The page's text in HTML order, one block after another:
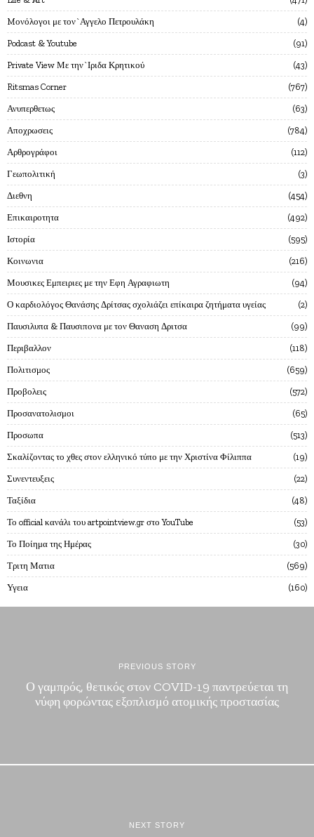
Mονόλογοι με τον`Αγγελο Πετρουλάκη 4
Podcast & Youtube 91
Private View Με την`Ιριδα Κρητικού 43
Ritsmas Corner 767
Ανυπερθετως 63
Αποχρωσεις 784
Αρθρογράφοι 112
Γεωπολιτική 3
Διεθνη 454
Επικαιροτητα 492
Ιστορία 595
Κοινωνια 216
Μουσικες Εμπειριες με την Εφη Αγραφιωτη 94
Ο καρδιολόγος Θανάσης Δρίτσας σχολιάζει επίκαιρα ζητήματα υγείας 2
Παυσιλυπα & Παυσιπονα με τον Θαναση Δριτσα 99
Περιβαλλον 118
Πολιτισμος 659
Προβολεις 572
Προσανατολισμοι 65
Προσωπα 513
Σκαλίζοντας το χθες στον ελληνικό τύπο με την Χριστίνα Φίλιππα 19
Συνεντευξεις 22
Ταξίδια 48
Το official κανάλι του artpointview.gr στο YouTube 53
Το Ποίημα της Ημέρας 30
Τριτη Ματια 569
Υγεια 160
PREVIOUS STORY
Ο γαμπρός, θετικός στον COVID-19 παντρεύεται τη
νύφη φορώντας εξοπλισμό ατομικής προστασίας
NEXT STORY